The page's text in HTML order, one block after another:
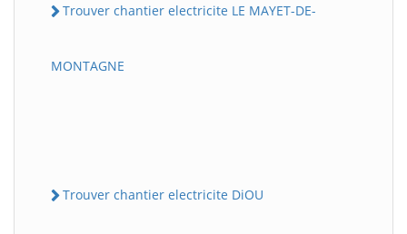
Trouver chantier electricite LE MAYET-DE-
MONTAGNE
Trouver chantier electricite DiOU